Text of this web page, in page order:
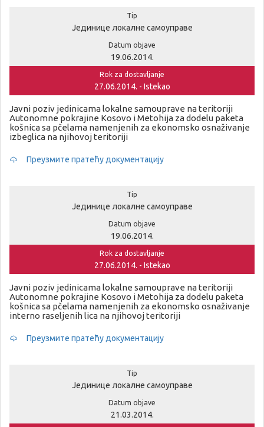
Tip
Јединице локалне самоуправе
Datum objave
19.06.2014.
Rok za dostavljanje
27.06.2014. - Istekao
Javni poziv jedinicama lokalne samouprave na teritoriji
Autonomne pokrajine Kosovo i Metohija za dodelu paketa
košnica sa pčelama namenjenih za ekonomsko osnaživanje
izbeglica na njihovoj teritoriji
Преузмите пратећу документацију
Tip
Јединице локалне самоуправе
Datum objave
19.06.2014.
Rok za dostavljanje
27.06.2014. - Istekao
Javni poziv jedinicama lokalne samouprave na teritoriji
Autonomne pokrajine Kosovo i Metohija za dodelu paketa
košnica sa pčelama namenjenih za ekonomsko osnaživanje
interno raseljenih lica na njihovoj teritoriji
Преузмите пратећу документацију
Tip
Јединице локалне самоуправе
Datum objave
21.03.2014.